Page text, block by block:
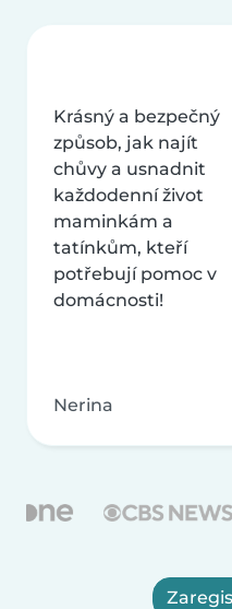
Krásný a bezpečný
způsob, jak najít
chůvy a usnadnit
každodenní život
maminkám a
tatínkům, kteří
potřebují pomoc v
domácnosti!
Nerina